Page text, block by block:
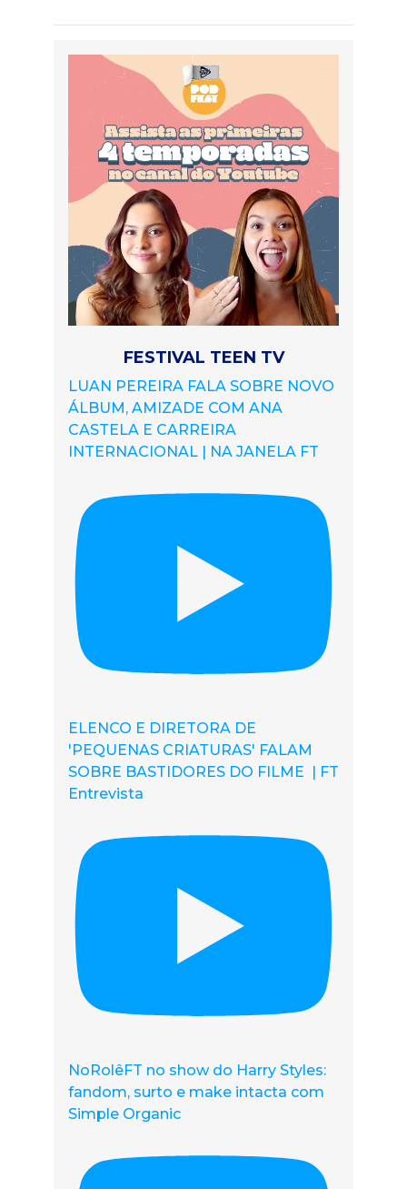
FESTIVAL TEEN TV
LUAN PEREIRA FALA SOBRE NOVO
ÁLBUM, AMIZADE COM ANA
CASTELA E CARREIRA
INTERNACIONAL | NA JANELA FT
ELENCO E DIRETORA DE
'PEQUENAS CRIATURAS' FALAM
SOBRE BASTIDORES DO FILME | FT
Entrevista
NoRolêFT no show do Harry Styles:
fandom, surto e make intacta com
Simple Organic